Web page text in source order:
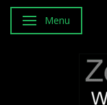
Attiva/disattiva
Menu